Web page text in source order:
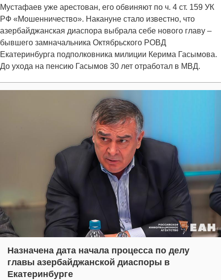
Мустафаев уже арестован, его обвиняют по ч. 4 ст. 159 УК
РФ «Мошенничество». Накануне стало известно, что
азербайджанская диаспора выбрала себе нового главу –
бывшего замначальника Октябрьского РОВД
Екатеринбурга подполковника милиции Керима Гасымова.
До ухода на пенсию Гасымов 30 лет отработал в МВД.
Назначена дата начала процесса по делу
главы азербайджанской диаспоры в
Екатеринбурге